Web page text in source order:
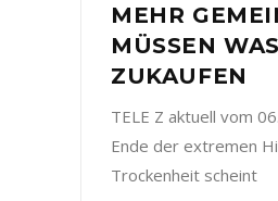
MEHR
MÜSSEN
ZUKAUFEN
TELE Z aktuell vom
Ende der extremen
Trockenheit scheint